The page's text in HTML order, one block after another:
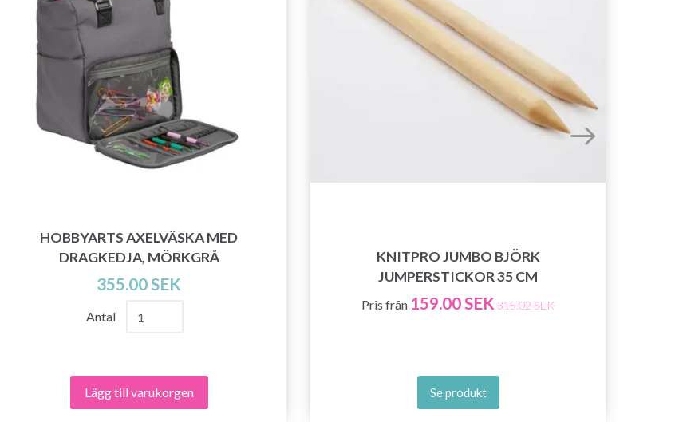
HOBBYARTS AXELVÄSKA MED
DRAGKEDJA, MÖRKGRÅ
355.00 SEK
Antal
Lägg till varukorgen
KNITPRO JUMBO BJÖRK
JUMPERSTICKOR 35 CM
Pris från 159.00 SEK 315.02 SEK
Se produkt